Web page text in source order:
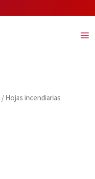
/ Hojas incendiarias